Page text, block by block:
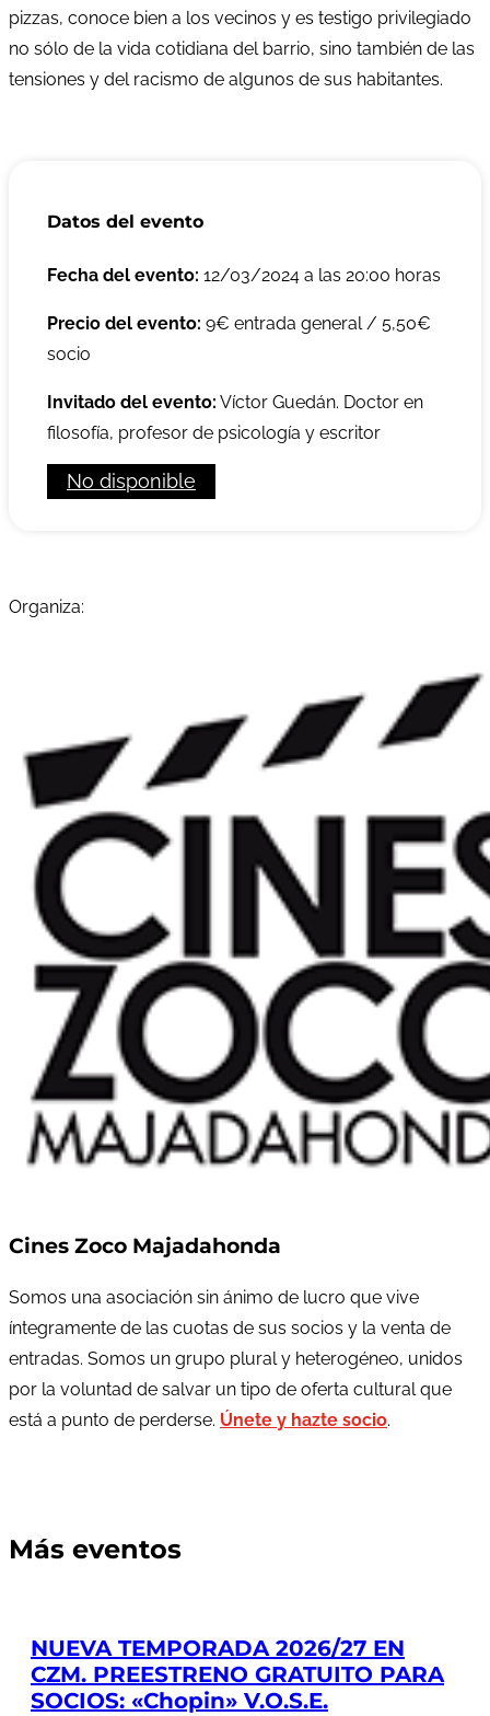
pizzas, conoce bien a los vecinos y es testigo privilegiado
no sólo de la vida cotidiana del barrio, sino también de las
tensiones y del racismo de algunos de sus habitantes.
Datos del evento
Fecha del evento: 12/03/2024 a las 20:00 horas
Precio del evento: 9€ entrada general / 5,50€
socio
Invitado del evento: Víctor Guedán. Doctor en
filosofía, profesor de psicología y escritor
No disponible
Organiza:
Cines Zoco Majadahonda
Somos una asociación sin ánimo de lucro que vive
íntegramente de las cuotas de sus socios y la venta de
entradas. Somos un grupo plural y heterogéneo, unidos
por la voluntad de salvar un tipo de oferta cultural que
está a punto de perderse. Únete y hazte socio.
Más eventos
NUEVA TEMPORADA 2026/27 EN
CZM. PREESTRENO GRATUITO PARA
SOCIOS: «Chopin» V.O.S.E.